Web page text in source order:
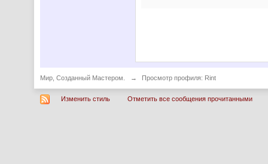
Мир, Созданный Мастером. → Просмотр профиля: Rint
Изменить стиль Отметить все сообщения прочитанными